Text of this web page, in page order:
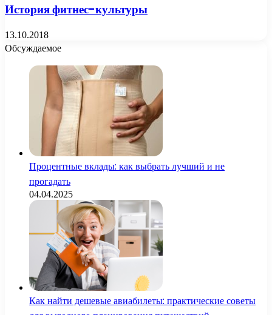
История фитнес-культуры
13.10.2018
Обсуждаемое
Процентные вклады: как выбрать лучший и не
прогадать
04.04.2025
Как найти дешевые авиабилеты: практические советы